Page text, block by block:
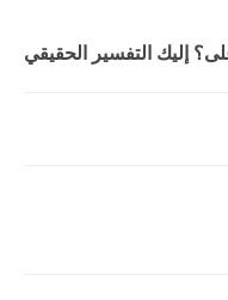
إليك التفسير الحقيقي